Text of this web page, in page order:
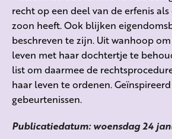
recht op een deel van de erfenis
zoon heeft. Ook blijken
beschreven te zijn. Uit wanhoop
leven met haar dochtertje te
list om daarmee de
haar leven te ordenen.
gebeurtenissen.
Publicatiedatum: woensdag 24